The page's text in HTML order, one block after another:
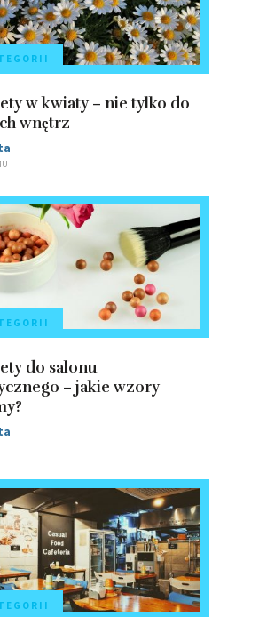
w kwiaty – nie tylko do
wnętrz
do salonu
– jakie wzory